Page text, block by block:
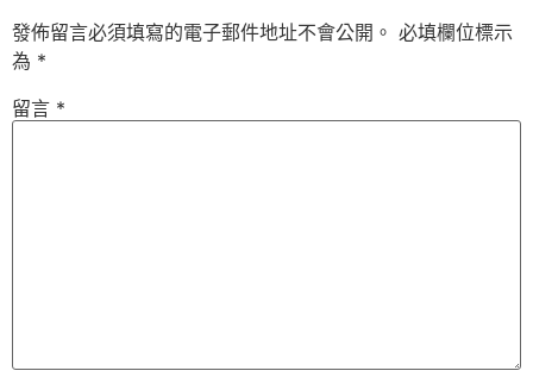
發佈留言必須填寫的電子郵件地址不會公開。 必填欄位標示
為 *
留言 *